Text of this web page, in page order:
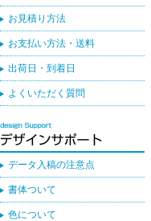
お見積り方法
お支払い方法・送料
出荷日・到着日
よくいただく質問
データ入稿の注意点
書体ついて
色について